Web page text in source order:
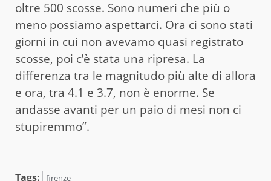
oltre 500 scosse. Sono numeri che più o
meno possiamo aspettarci. Ora ci sono stati
giorni in cui non avevamo quasi registrato
scosse, poi c’è stata una ripresa. La
differenza tra le magnitudo più alte di allora
e ora, tra 4.1 e 3.7, non è enorme. Se
andasse avanti per un paio di mesi non ci
stupiremmo”.
Tags: firenze